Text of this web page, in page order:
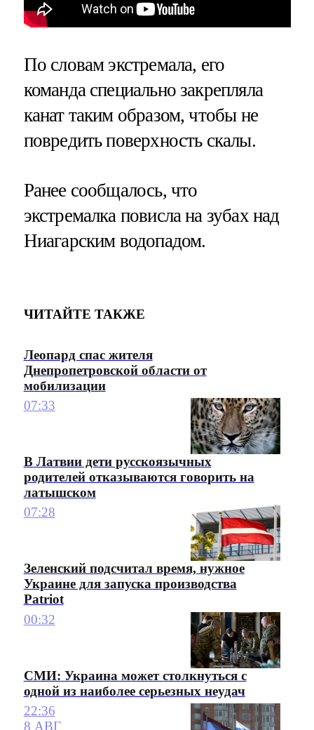
По словам экстремала, его
команда специально закрепляла
канат таким образом, чтобы не
повредить поверхность скалы.
Ранее сообщалось, что
экстремалка повисла на зубах над
Ниагарским водопадом.
ЧИТАЙТЕ ТАКЖЕ
Леопард спас жителя
Днепропетровской области от
мобилизации
07:33
В Латвии дети русскоязычных
родителей отказываются говорить на
латышском
07:28
Зеленский подсчитал время, нужное
Украине для запуска производства
Patriot
00:32
СМИ: Украина может столкнуться с
одной из наиболее серьезных неудач
22:36
8 АВГ